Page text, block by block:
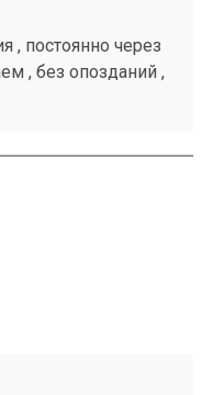
, постоянно через
, без опозданий ,